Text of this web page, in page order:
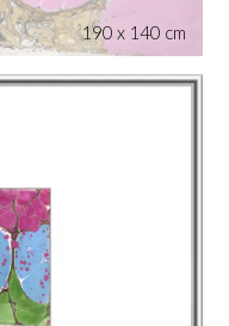
190 x 140 cm